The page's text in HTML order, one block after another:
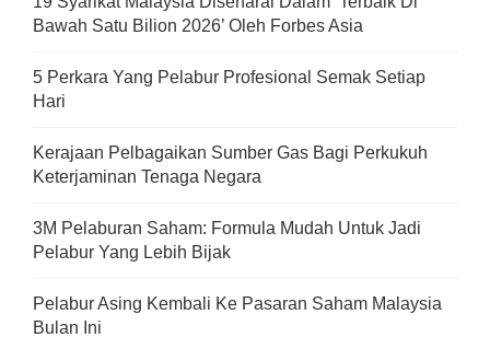
Bawah Satu Bilion 2026’ Oleh Forbes Asia
5 Perkara Yang Pelabur Profesional Semak Setiap
Hari
Kerajaan Pelbagaikan Sumber Gas Bagi Perkukuh
Keterjaminan Tenaga Negara
3M Pelaburan Saham: Formula Mudah Untuk Jadi
Pelabur Yang Lebih Bijak
Pelabur Asing Kembali Ke Pasaran Saham Malaysia
Bulan Ini